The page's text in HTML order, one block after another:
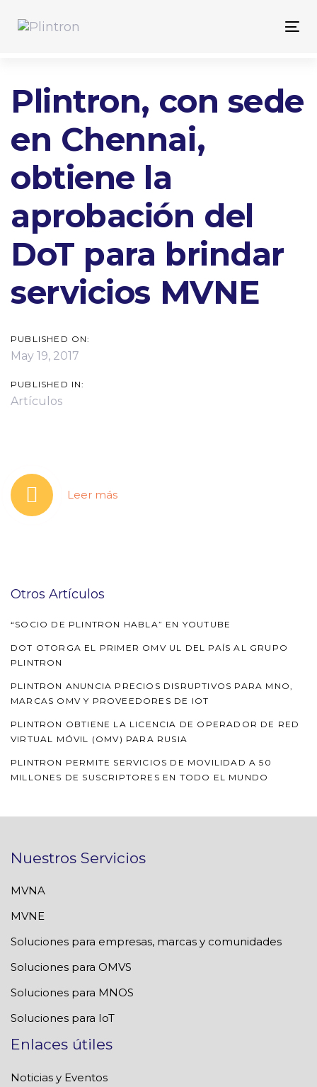
links
Plintron, con sede
en Chennai,
obtiene la
aprobación del
DoT para brindar
servicios MVNE
PUBLISHED ON:
May 19, 2017
PUBLISHED IN:
Artículos
Leer más
Otros Artículos
“SOCIO DE PLINTRON HABLA” EN YOUTUBE
DOT OTORGA EL PRIMER OMV UL DEL PAÍS AL GRUPO
PLINTRON
PLINTRON ANUNCIA PRECIOS DISRUPTIVOS PARA MNO,
MARCAS OMV Y PROVEEDORES DE IOT
PLINTRON OBTIENE LA LICENCIA DE OPERADOR DE RED
VIRTUAL MÓVIL (OMV) PARA RUSIA
PLINTRON PERMITE SERVICIOS DE MOVILIDAD A 50
MILLONES DE SUSCRIPTORES EN TODO EL MUNDO
Nuestros Servicios
MVNA
MVNE
Soluciones para empresas, marcas y comunidades
Soluciones para OMVS
Soluciones para MNOS
Soluciones para IoT
Enlaces útiles
Noticias y Eventos